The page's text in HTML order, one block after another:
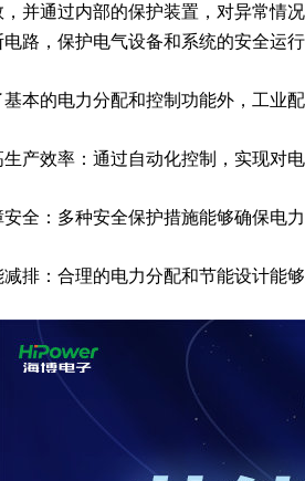
，并通过内部的保护装置，对异常情
路，保护电气设备和系统的安全运行
基本的电力分配和控制功能外，工业
生产效率：通过自动化控制，实现对
全：多种安全保护措施能够确保电
排：合理的电力分配和节能设计能